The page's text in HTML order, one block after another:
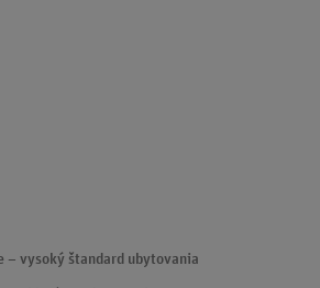
– vysoký štandard ubytovania